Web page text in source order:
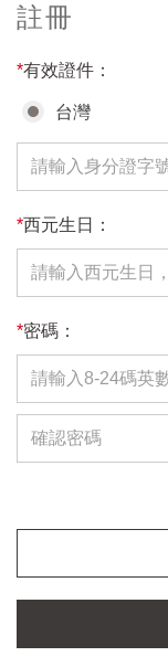
註冊
*有效證件：
台灣
*西元生日：
*密碼：